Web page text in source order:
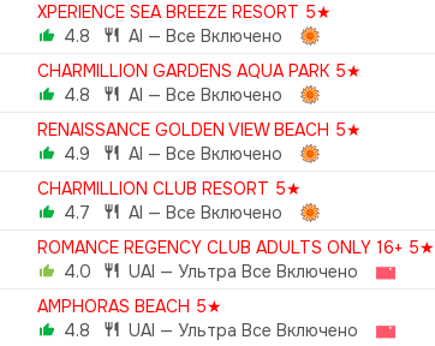
XPERIENCE SEA BREEZE RESORT 5★
4.8
AI — Все Включено
CHARMILLION GARDENS AQUA PARK 5★
4.8
AI — Все Включено
RENAISSANCE GOLDEN VIEW BEACH 5★
4.9
AI — Все Включено
CHARMILLION CLUB RESORT 5★
4.7
AI — Все Включено
ROMANCE REGENCY CLUB ADULTS ONLY 16+ 5★
4.0
UAI — Ультра Все Включено
AMPHORAS BEACH 5★
4.8
UAI — Ультра Все Включено